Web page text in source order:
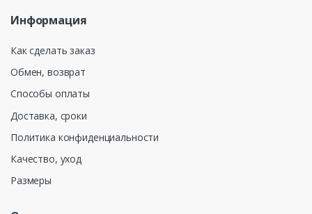
Информация
Как сделать заказ
Обмен, возврат
Способы оплаты
Доставка, сроки
Политика конфиденциальности
Качество, уход
Размеры